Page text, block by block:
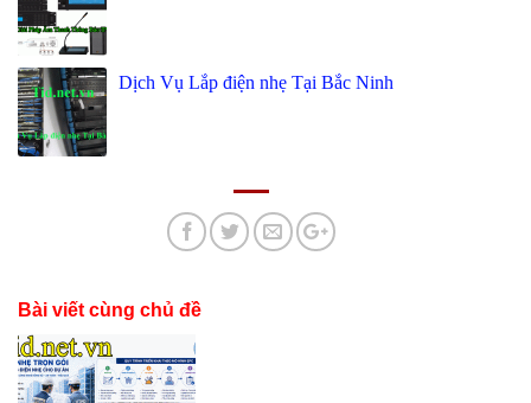
Dịch Vụ Lắp điện nhẹ Tại Bắc Ninh
Bài viết cùng chủ đề